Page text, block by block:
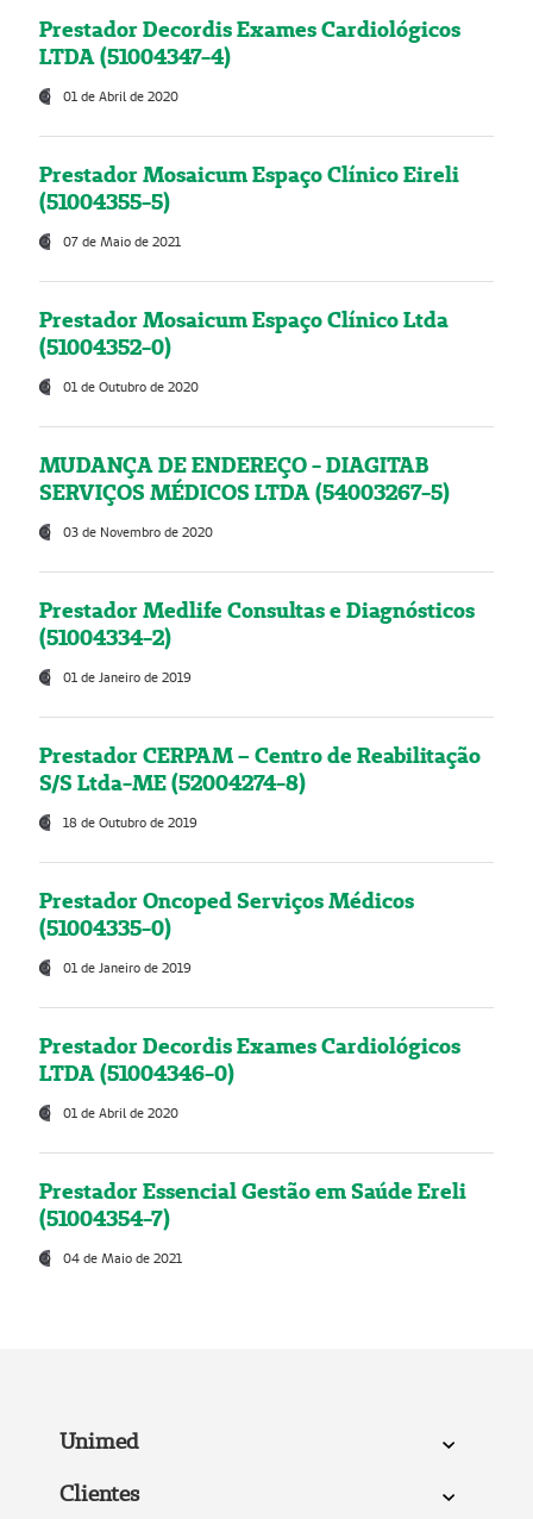
Prestador Decordis Exames Cardiológicos
LTDA (51004347-4)
01 de Abril de 2020
Prestador Mosaicum Espaço Clínico Eireli
(51004355-5)
07 de Maio de 2021
Prestador Mosaicum Espaço Clínico Ltda
(51004352-0)
01 de Outubro de 2020
MUDANÇA DE ENDEREÇO - DIAGITAB
SERVIÇOS MÉDICOS LTDA (54003267-5)
03 de Novembro de 2020
Prestador Medlife Consultas e Diagnósticos
(51004334-2)
01 de Janeiro de 2019
Prestador CERPAM – Centro de Reabilitação
S/S Ltda-ME (52004274-8)
18 de Outubro de 2019
Prestador Oncoped Serviços Médicos
(51004335-0)
01 de Janeiro de 2019
Prestador Decordis Exames Cardiológicos
LTDA (51004346-0)
01 de Abril de 2020
Prestador Essencial Gestão em Saúde Ereli
(51004354-7)
04 de Maio de 2021
Unimed
Clientes